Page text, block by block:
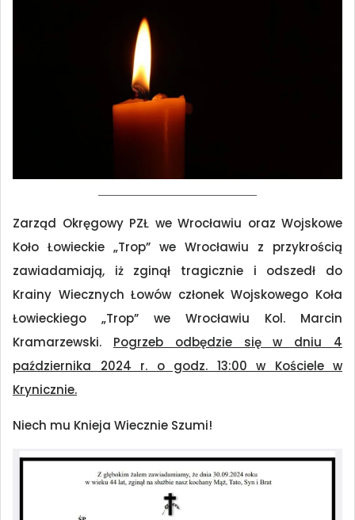
Zarząd Okręgowy PZŁ we Wrocławiu oraz Wojskowe
Koło Łowieckie „Trop” we Wrocławiu z przykrością
zawiadamiają, iż zginął tragicznie i odszedł do
Krainy Wiecznych Łowów członek Wojskowego Koła
Łowieckiego „Trop” we Wrocławiu Kol. Marcin
Kramarzewski. Pogrzeb odbędzie się w dniu 4
października 2024 r. o godz. 13:00 w Kościele w
Krynicznie.
Niech mu Knieja Wiecznie Szumi!